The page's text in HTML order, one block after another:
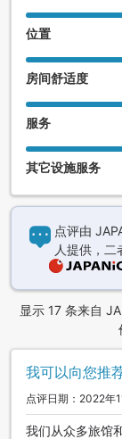
位置
房间舒适度
服务
其它设施服务
点评由
人提供，二
显示 17 条来自
我可以向您推
点评日期：2022年
我们从众多旅馆